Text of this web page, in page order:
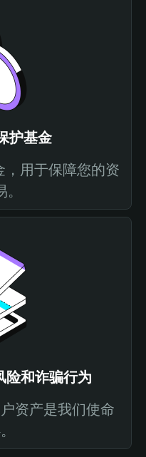
护基金
用于保障您的资
险和诈骗行为
资产是我们使命